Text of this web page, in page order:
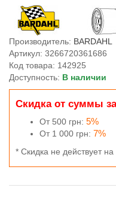
Производитель: BARDAHL
Артикул: 3266720361686
Код товара: 142925
Доступность: В наличии
Скидка от суммы
От 500 грн: 5%
От 1 000 грн: 7%
* Скидка не действует